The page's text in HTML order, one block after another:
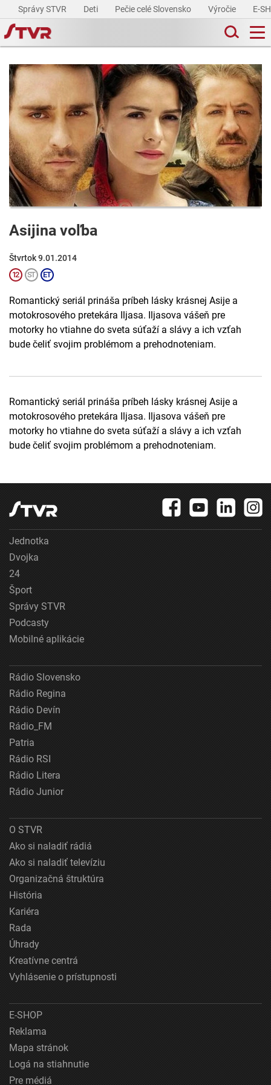
Správy STVR Deti Pečie celé Slovensko Výročie E-
Asijina voľba
Štvrtok 9.01.2014
Romantický seriál prináša príbeh lásky krásnej Asije a
motokrosového pretekára Iljasa. Iljasova vášeň pre
motorky ho vtiahne do sveta súťaží a slávy a ich vzťah
bude čeliť svojim problémom a prehodnoteniam.
Romantický seriál prináša príbeh lásky krásnej Asije a
motokrosového pretekára Iljasa. Iljasova vášeň pre
motorky ho vtiahne do sveta súťaží a slávy a ich vzťah
bude čeliť svojim problémom a prehodnoteniam.
Jednotka
Dvojka
24
Šport
Správy STVR
Podcasty
Mobilné aplikácie
Rádio Slovensko
Rádio Regina
Rádio Devín
Rádio_FM
Patria
Rádio RSI
Rádio Litera
Rádio Junior
O STVR
Ako si naladiť rádiá
Ako si naladiť televíziu
Organizačná štruktúra
História
Kariéra
Rada
Úhrady
Kreatívne centrá
Vyhlásenie o prístupnosti
E-SHOP
Reklama
Mapa stránok
Logá na stiahnutie
Pre médiá